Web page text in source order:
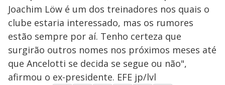
Joachim Löw é um dos treinadores nos quais o
clube estaria interessado, mas os rumores
estão sempre por aí. Tenho certeza que
surgirão outros nomes nos próximos meses até
que Ancelotti se decida se segue ou não",
afirmou o ex-presidente. EFE jp/lvl